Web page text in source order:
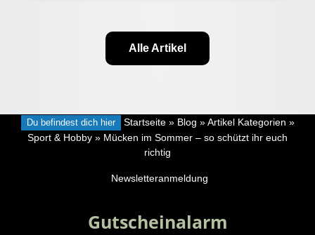
Alle Artikel
Du befindest dich hier Startseite» Blog » Artikel Kategorien »
Sport & Hobby » Mücken im Sommer – so schützt ihr euch
richtig
Newsletteranmeldung
Gutscheinalarm